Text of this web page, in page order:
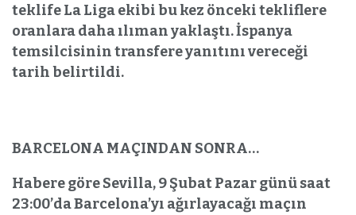
teklife La Liga ekibi bu kez önceki tekliflere
oranlara daha ılıman yaklaştı. İspanya
temsilcisinin transfere yanıtını vereceği
tarih belirtildi.
BARCELONA MAÇINDAN SONRA…
Habere göre Sevilla, 9 Şubat Pazar günü saat
23:00’da Barcelona’yı ağırlayacağı maçın